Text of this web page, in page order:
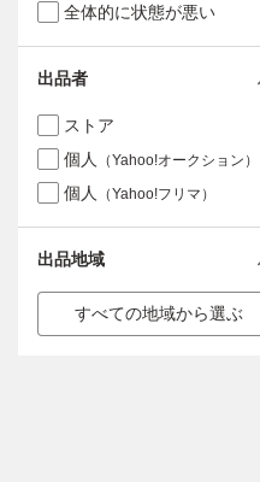
全体的に状態が悪い
出品者
ストア
個人
（Yahoo!オークション）
個人 （Yahoo!フリマ）
出品地域
すべての地域から選ぶ